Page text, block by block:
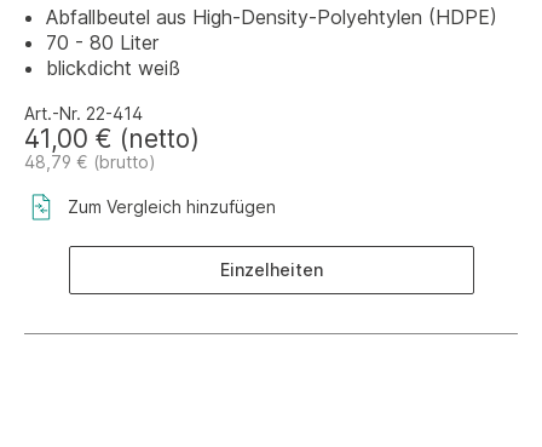
Abfallbeutel aus High-Density-Polyehtylen (HDPE)
70 - 80 Liter
blickdicht weiß
Art.-Nr. 22-414
41,00 € (netto)
48,79 € (brutto)
Zum Vergleich hinzufügen
Einzelheiten